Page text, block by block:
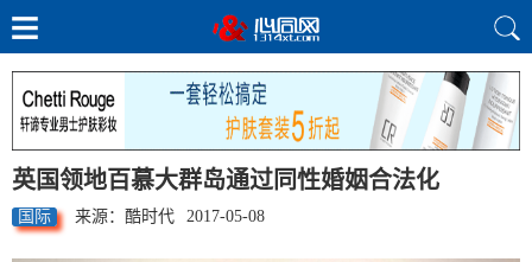
英国领地百慕大群岛通过同性婚姻合法化
国际 来源：酷时代 2017-05-08